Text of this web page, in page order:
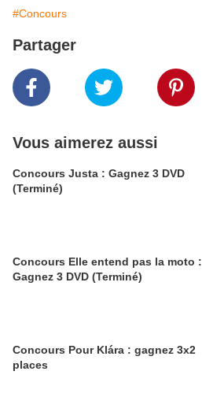
#Concours
Partager
Vous aimerez aussi
Concours Justa : Gagnez 3 DVD
(Terminé)
Concours Elle entend pas la moto :
Gagnez 3 DVD (Terminé)
Concours Pour Klára : gagnez 3x2
places